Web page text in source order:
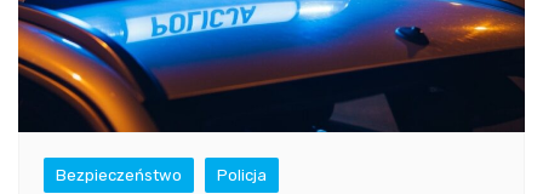
Bezpieczeństwo Policja